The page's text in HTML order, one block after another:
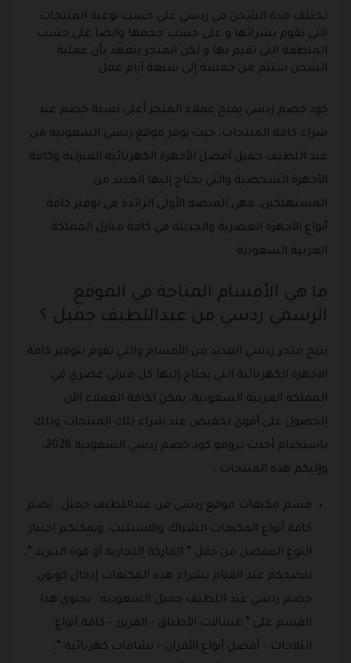
تختلف مدة الشحن في ردسي على حسب نوعية المنتجات
التي تقوم بشرائها و على حسب حجمها وايضا على حسب
المنطقة التي تقيم بها و لكن المتجر يتعهد بأن عملية
الشحن ستتم من خمسة إلى سبعة أيام عمل .
كود خصم ردسي يمنح عملاء المتجر أعلى نسبة خصم عند
شراء كافة المنتجات، حيث يوفر موقع ردسي السعودية من
عبد اللطيف جميل أفضل الأجهزة الكهربائية المنزلية وكافة
الأجهزة الشخصية والتي يحتاج إليها العديد من
المستهلكين، فهي المنصة الأولى الرائدة في توفير كافة
أنواع الأجهزة العصرية والحديثة في كافة منازل المملكة
العربية السعودية .
ما هي الأقسام المتاحة في الموقع
الرسمي ردسي من عبداللطيف جميل ؟
يتيح متجر ردسي العديد من الأقسام والتي تقوم بتوفير كافة
الاجهزة الكهربائية التي يحتاج إليها كل منزلي عصري في
المملكة العربية السعودية، يمكن لكافة العملاء الآن
الحصول على أقوى تخفيض عند شراء تلك المنتجات وذلك
باستخدام أحدث برومو كود خصم ردسي السعودية 2026،
وإليكم هذه المنتجات :
قسم مكيفات موقع ردسي من عبداللطيف جميل : يضم
كافة أنواع المكيفات الشباك والاسبليت، ويمكنكم اختيار
النوع المفضل من خلال ” الماركة التجارية أو قوة التبريد “،
ننصحكم عند القيام بشراء هذه المكيفات إدخال كوبون
خصم ردسي عبد اللطيف جميل السعودية : يحتوي هذا
القسم على ” غسالات الأطباق – الفريزر – كافة أنواع
الثلاجات – أفضل أنواع الأفران – نشافات كهربائية “،